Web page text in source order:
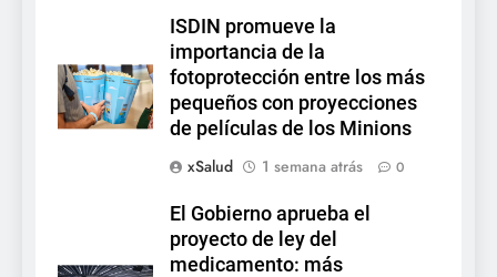
ISDIN promueve la
importancia de la
fotoprotección entre los más
pequeños con proyecciones
de películas de los Minions
xSalud
1 semana atrás 0
El Gobierno aprueba el
proyecto de ley del
medicamento: más